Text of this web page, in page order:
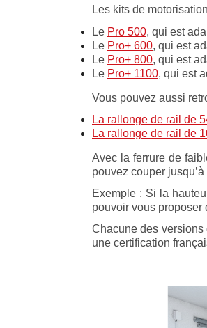
Les kits de
Le Pro 500, qui est
Le Pro+ 600, qui est
Le Pro+ 800, qui est
Le Pro+ 1100, qui est
Vous pouvez aussi
La rallonge de rail de
La rallonge de rail de
Avec la ferrure de
pouvez couper
Exemple : Si la
pouvoir vous proposer
Chacune des versions
une certification